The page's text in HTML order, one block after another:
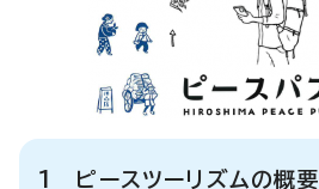
1 ピースツーリズムの概要